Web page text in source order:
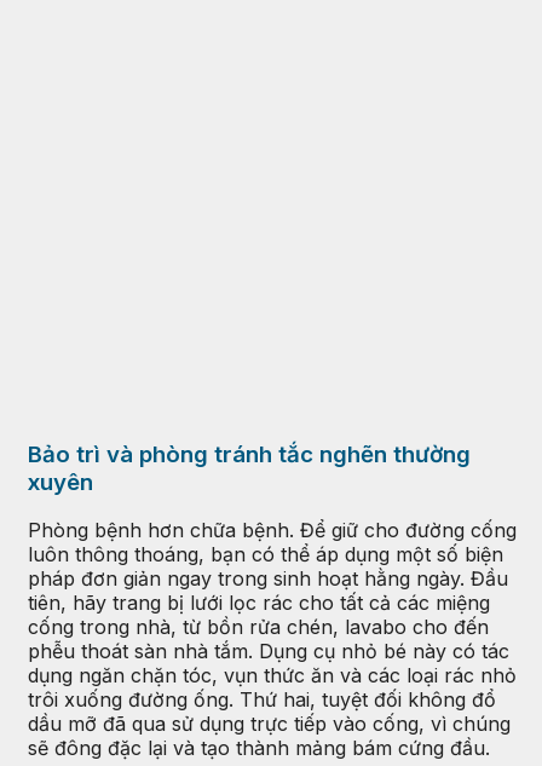
Bảo trì và phòng tránh tắc nghẽn thường
xuyên
Phòng bệnh hơn chữa bệnh. Để giữ cho đường cống
luôn thông thoáng, bạn có thể áp dụng một số biện
pháp đơn giản ngay trong sinh hoạt hằng ngày. Đầu
tiên, hãy trang bị lưới lọc rác cho tất cả các miệng
cống trong nhà, từ bồn rửa chén, lavabo cho đến
phễu thoát sàn nhà tắm. Dụng cụ nhỏ bé này có tác
dụng ngăn chặn tóc, vụn thức ăn và các loại rác nhỏ
trôi xuống đường ống. Thứ hai, tuyệt đối không đổ
dầu mỡ đã qua sử dụng trực tiếp vào cống, vì chúng
sẽ đông đặc lại và tạo thành mảng bám cứng đầu.